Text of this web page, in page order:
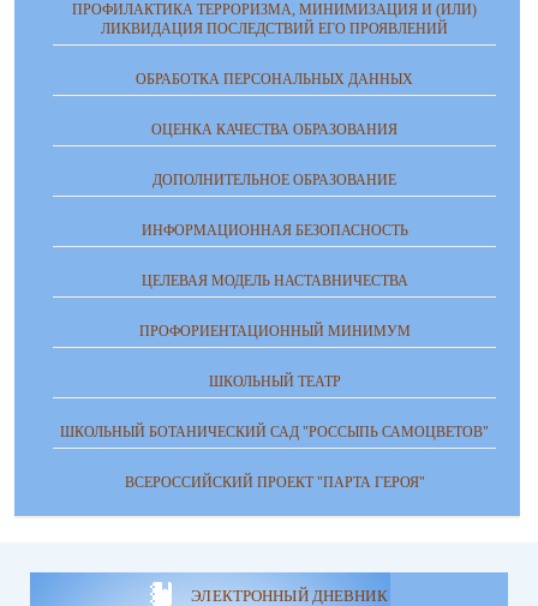
ПРОФИЛАКТИКА ТЕРРОРИЗМА, МИНИМИЗАЦИЯ И (ИЛИ)
ЛИКВИДАЦИЯ ПОСЛЕДСТВИЙ ЕГО ПРОЯВЛЕНИЙ
ОБРАБОТКА ПЕРСОНАЛЬНЫХ ДАННЫХ
ОЦЕНКА КАЧЕСТВА ОБРАЗОВАНИЯ
ДОПОЛНИТЕЛЬНОЕ ОБРАЗОВАНИЕ
ИНФОРМАЦИОННАЯ БЕЗОПАСНОСТЬ
ЦЕЛЕВАЯ МОДЕЛЬ НАСТАВНИЧЕСТВА
ПРОФОРИЕНТАЦИОННЫЙ МИНИМУМ
ШКОЛЬНЫЙ ТЕАТР
ШКОЛЬНЫЙ БОТАНИЧЕСКИЙ САД "РОССЫПЬ САМОЦВЕТОВ"
ВСЕРОССИЙСКИЙ ПРОЕКТ "ПАРТА ГЕРОЯ"
ЭЛЕКТРОННЫЙ ДНЕВНИК